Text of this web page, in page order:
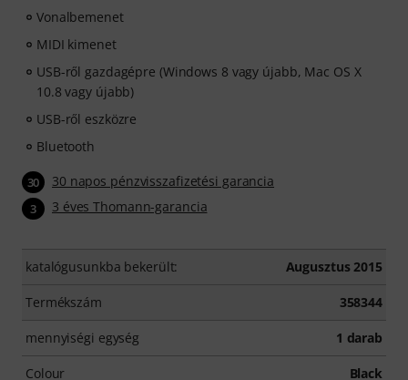
Vonalbemenet
MIDI kimenet
USB-ről gazdagépre (Windows 8 vagy újabb, Mac OS X
10.8 vagy újabb)
USB-ről eszközre
Bluetooth
30 30 napos pénzvisszafizetési garancia
3 3 éves Thomann-garancia
katalógusunkba bekerült: Augusztus 2015
Termékszám 358344
mennyiségi egység 1 darab
Colour Black